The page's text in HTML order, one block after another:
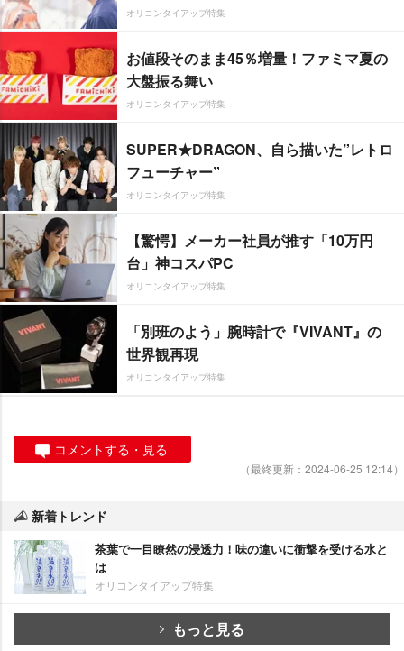
オリコンタイアップ特集
お値段そのまま45％増量！ファミマ夏の
大盤振る舞い
オリコンタイアップ特集
SUPER★DRAGON、自ら描いた”レトロ
フューチャー”
オリコンタイアップ特集
【驚愕】メーカー社員が推す「10万円
台」神コスパPC
オリコンタイアップ特集
「別班のよう」腕時計で『VIVANT』の
世界観再現
オリコンタイアップ特集
コメントする・見る
（最終更新：2024-06-25 12:14）
新着トレンド
茶葉で一目瞭然の浸透力！味の違いに衝撃を受ける水と
は
オリコンタイアップ特集
もっと見る